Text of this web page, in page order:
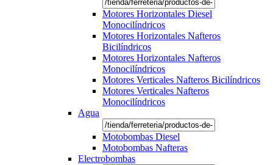
Motores Horizontales Diesel
Monocilíndricos
Motores Horizontales Nafteros
Bicilíndricos
Motores Horizontales Nafteros
Monocilíndricos
Motores Verticales Nafteros Bicilíndricos
Motores Verticales Nafteros
Monocilíndricos
Agua
Motobombas Diesel
Motobombas Nafteras
Electrobombas